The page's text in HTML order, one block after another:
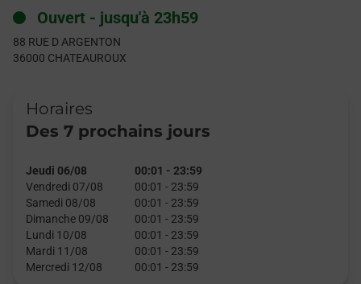
Ouvert - jusqu'à 23h59
88 RUE D ARGENTON
36000 CHATEAUROUX
Horaires
Des 7 prochains jours
Jeudi 06/08 00:01 - 23:59
Vendredi 07/08
00:01 - 23:59
Samedi 08/08
00:01 - 23:59
Dimanche 09/08
00:01 - 23:59
Lundi 10/08
00:01 - 23:59
Mardi 11/08
00:01 - 23:59
Mercredi 12/08
00:01 - 23:59